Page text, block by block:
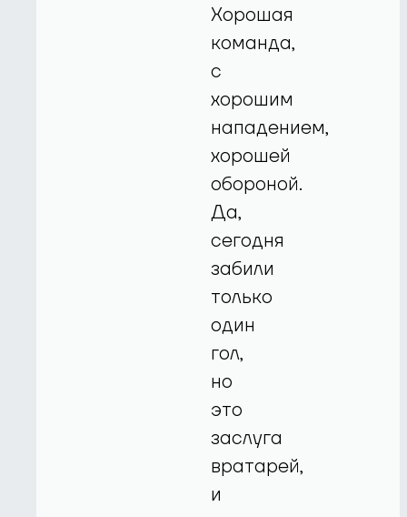
Хорошая
команда,
с
хорошим
нападением,
хорошей
обороной.
Да,
сегодня
забили
только
один
гол,
но
это
заслуга
вратарей,
и